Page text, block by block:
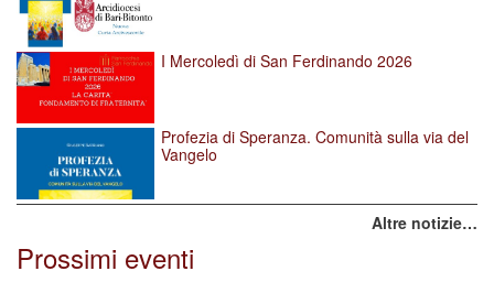
I Mercoledì di San Ferdinando 2026
Profezia di Speranza. Comunità sulla via del
Vangelo
Altre notizie…
Prossimi eventi